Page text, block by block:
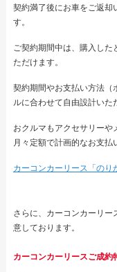
契約満了後にお車をご返却
す。
ご契約期間中は、購入し
ただけます。
契約期間やお支払い方法（
ルに合わせて自由設計いた
おクルマもアクセサリーや
月々定額で計画的なお支払
カーコンカーリース「のり
さらに、カーコンカーリ
意しております。
カーコンカーリースご成約